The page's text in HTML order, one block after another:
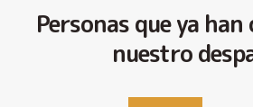
Personas que ya
nuestro